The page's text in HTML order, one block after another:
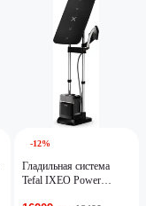
-12%
Гладильная система
Tefal IXEO Power